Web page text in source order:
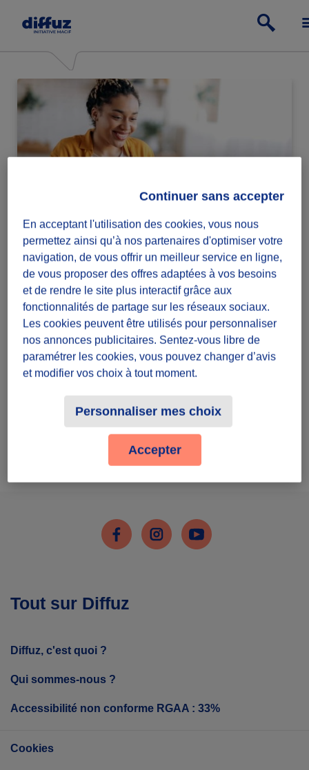
Particulier
Passe à l'action relève ou lance des défis
solidaires.
Inscris-toi
Me connecter
FacebookInstagramYoutube
Tout sur Diffuz
Diffuz, c'est quoi ?
Qui sommes-nous ?
Accessibilité non conforme RGAA : 33%
Cookies
En acceptant l'utilisation des cookies, vous nous
permettez ainsi qu’à nos partenaires d'optimiser votre
navigation, de vous offrir un meilleur service en ligne,
de vous proposer des offres adaptées à vos besoins
et de rendre le site plus interactif grâce aux
fonctionnalités de partage sur les réseaux sociaux.
Les cookies peuvent être utilisés pour personnaliser
nos annonces publicitaires. Sentez-vous libre de
paramétrer les cookies, vous pouvez changer d’avis
et modifier vos choix à tout moment.
Personnaliser mes choix
Continuer sans accepter
Accepter